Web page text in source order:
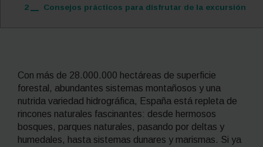
2
Consejos prácticos para disfrutar de la excursión
Con más de 28.000.000 hectáreas de superficie
forestal, abundantes sistemas montañosos y una
nutrida variedad hidrográfica, España está repleta de
rincones naturales fascinantes: desde hermosos
bosques, parques naturales, pasando por deltas y
humedales, hasta sistemas dunares y marismas. Si ya